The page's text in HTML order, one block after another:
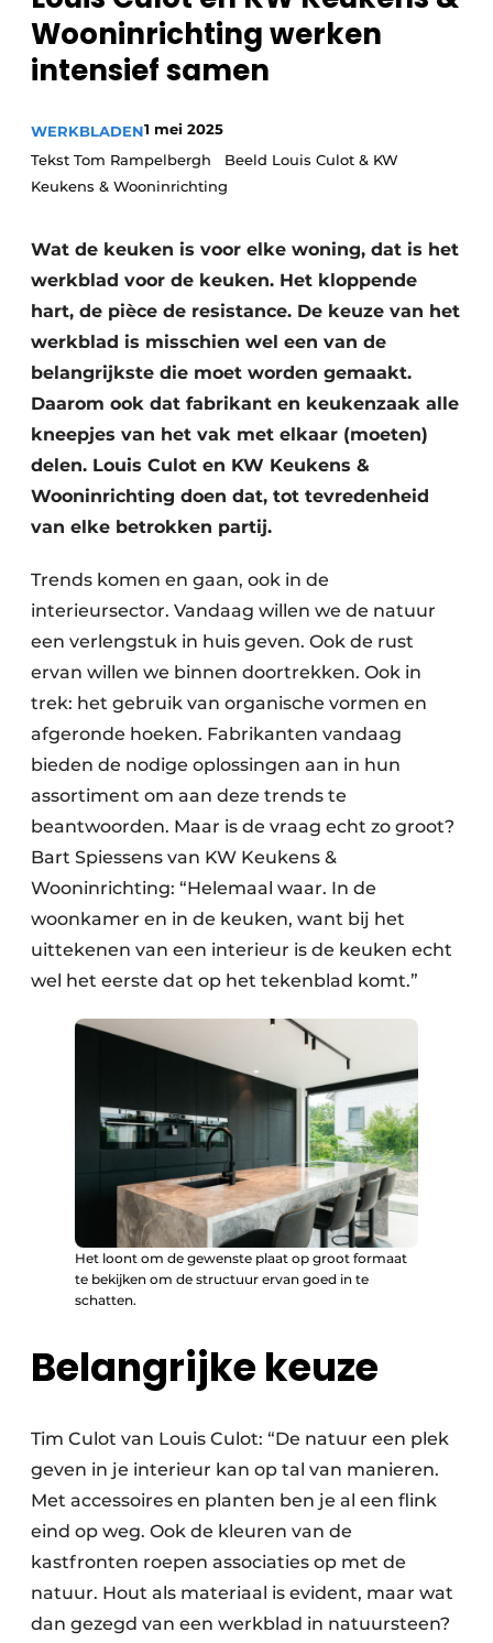
Privacy / Cookie statement
Vacature aanmelden
Video’s
Wooninrichting werken
intensief samen
WERKBLADEN1 mei 2025
Tekst Tom Rampelbergh Beeld Louis Culot & KW
Keukens & Wooninrichting
Wat de keuken is voor elke woning, dat is het
werkblad voor de keuken. Het kloppende
hart, de pièce de resistance. De keuze van het
werkblad is misschien wel een van de
belangrijkste die moet worden gemaakt.
Daarom ook dat fabrikant en keukenzaak alle
kneepjes van het vak met elkaar (moeten)
delen. Louis Culot en KW Keukens &
Wooninrichting doen dat, tot tevredenheid
van elke betrokken partij.
Trends komen en gaan, ook in de
interieursector. Vandaag willen we de natuur
een verlengstuk in huis geven. Ook de rust
ervan willen we binnen doortrekken. Ook in
trek: het gebruik van organische vormen en
afgeronde hoeken. Fabrikanten vandaag
bieden de nodige oplossingen aan in hun
assortiment om aan deze trends te
beantwoorden. Maar is de vraag echt zo groot?
Bart Spiessens van KW Keukens &
Wooninrichting: “Helemaal waar. In de
woonkamer en in de keuken, want bij het
uittekenen van een interieur is de keuken echt
wel het eerste dat op het tekenblad komt.”
Het loont om de gewenste plaat op groot formaat
te bekijken om de structuur ervan goed in te
schatten.
Belangrijke keuze
Tim Culot van Louis Culot: “De natuur een plek
geven in je interieur kan op tal van manieren.
Met accessoires en planten ben je al een flink
eind op weg. Ook de kleuren van de
kastfronten roepen associaties op met de
natuur. Hout als materiaal is evident, maar wat
dan gezegd van een werkblad in natuursteen?